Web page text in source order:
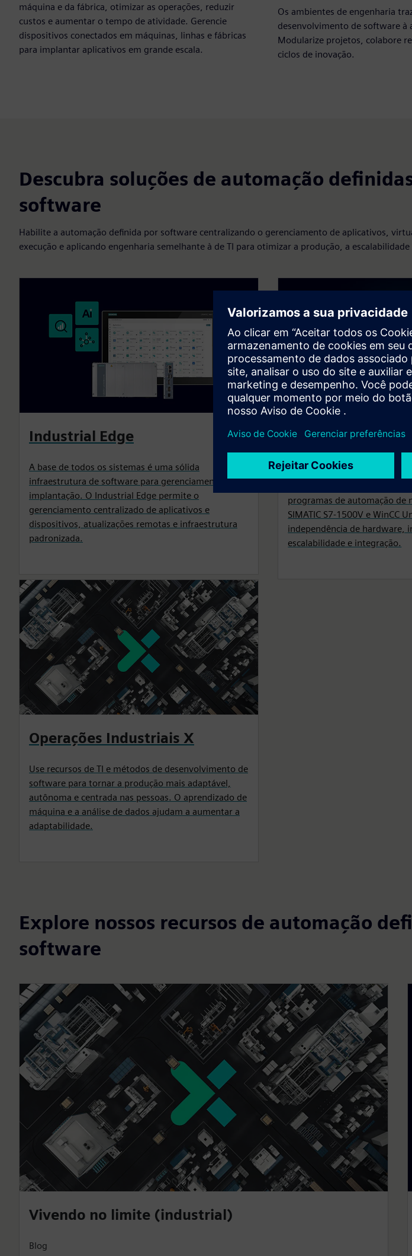
máquina e da fábrica, otimizar as operações, reduzir
custos e aumentar o tempo de atividade. Gerencie
dispositivos conectados em máquinas, linhas e fábricas
para implantar aplicativos em grande escala.
Os ambientes de engenharia
desenvolvimento de software à
Modularize projetos, colabore
ciclos de inovação.
Descubra soluções de automação
software
Habilite a automação definida por software centralizando o gerenciamento de aplicativos,
execução e aplicando engenharia semelhante à de TI para otimizar a produção, a
Industrial Edge
A base de todos os sistemas é uma sólida
infraestrutura de software para gerenciamento e
implantação. O Industrial Edge permite o
gerenciamento centralizado de aplicativos e
dispositivos, atualizações remotas e infraestrutura
padronizada.
Tempo de
virtualizado
programas de automação de
SIMATIC S7-1500V e WinCC
independência de hardware,
escalabilidade e integração.
Operações Industriais X
Use recursos de TI e métodos de desenvolvimento de
software para tornar a produção mais adaptável,
autônoma e centrada nas pessoas. O aprendizado de
máquina e a análise de dados ajudam a aumentar a
adaptabilidade.
Explore nossos recursos de automação
software
Vivendo no limite (industrial)
Blog